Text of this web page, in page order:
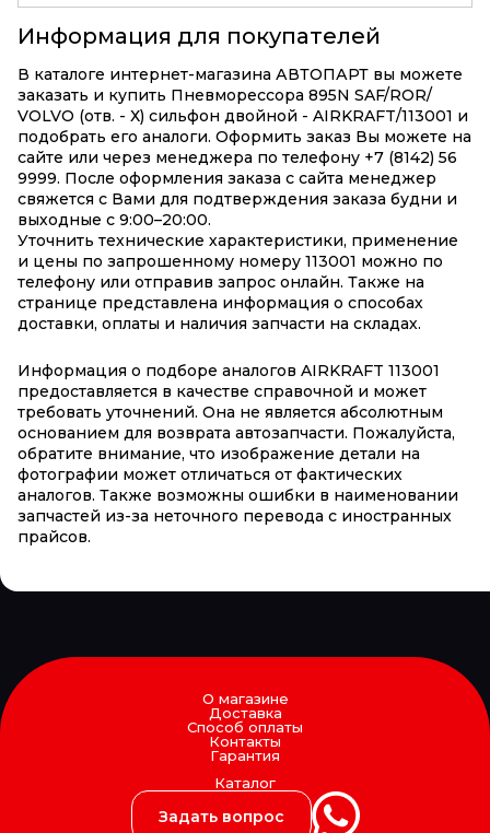
Информация для покупателей
В каталоге интернет-магазина АВТОПАРТ вы можете
заказать и купить Пневморессора 895N SAF/ROR/
VOLVO (отв. - Х) сильфон двойной - AIRKRAFT/113001 и
подобрать его аналоги. Оформить заказ Вы можете на
сайте или через менеджера по телефону +7 (8142) 56
9999. После оформления заказа с сайта менеджер
свяжется с Вами для подтверждения заказа будни и
выходные с 9:00–20:00.
Уточнить технические характеристики, применение
и цены по запрошенному номеру 113001 можно по
телефону или отправив запрос онлайн. Также на
странице представлена информация о способах
доставки, оплаты и наличия запчасти на складах.
Информация о подборе аналогов AIRKRAFT 113001
предоставляется в качестве справочной и может
требовать уточнений. Она не является абсолютным
основанием для возврата автозапчасти. Пожалуйста,
обратите внимание, что изображение детали на
фотографии может отличаться от фактических
аналогов. Также возможны ошибки в наименовании
запчастей из-за неточного перевода с иностранных
прайсов.
О магазине
Доставка
Способ оплаты
Контакты
Гарантия
Каталог
Задать вопрос